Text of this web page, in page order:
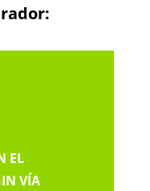
EL
VÍA